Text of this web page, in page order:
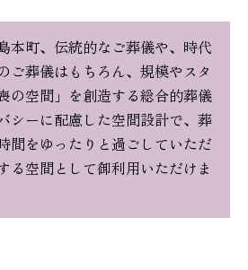
本町、伝統的なご葬儀や、時代
ご葬儀はもちろん、規模やスタ
の空間」を創造する総合的葬儀
シーに配慮した空間設計で、葬
間をゆったりと過ごしていただ
る空間として御利用いただけま